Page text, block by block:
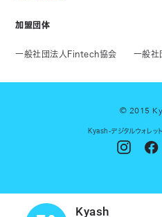
加盟団体
一般社団法人Fintech協会 一般社
© 2015
Kyash-デジタルウォレッ
Kyash